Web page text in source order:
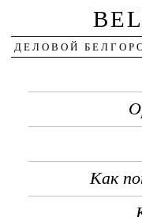
ДЕЛОВОЙ
Как